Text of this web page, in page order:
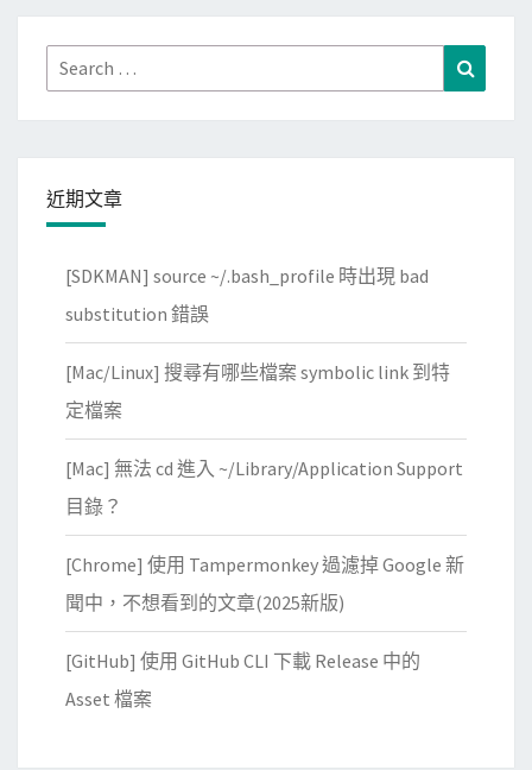
Search
for:
近期文章
[SDKMAN] source ~/.bash_profile 時出現 bad
substitution 錯誤
[Mac/Linux] 搜尋有哪些檔案 symbolic link 到特
定檔案
[Mac] 無法 cd 進入 ~/Library/Application Support
目錄？
[Chrome] 使用 Tampermonkey 過濾掉 Google 新
聞中，不想看到的文章(2025新版)
[GitHub] 使用 GitHub CLI 下載 Release 中的
Asset 檔案